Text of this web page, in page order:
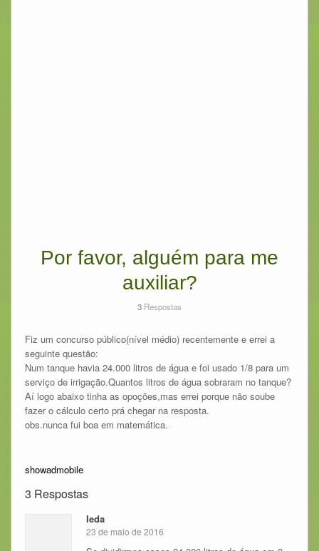
Por favor, alguém para me
auxiliar?
3 Respostas
Fiz um concurso público(nível médio) recentemente e errei a
seguinte questão:
Num tanque havia 24.000 litros de água e foi usado 1/8 para um
serviço de irrigação.Quantos litros de água sobraram no tanque?
Aí logo abaixo tinha as opoções,mas errei porque não soube
fazer o cálculo certo prá chegar na resposta.
obs.nunca fui boa em matemática.
showadmobile
3 Respostas
Ieda
23 de maio de 2016